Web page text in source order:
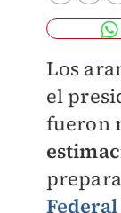
Los
el
fueron
Federal